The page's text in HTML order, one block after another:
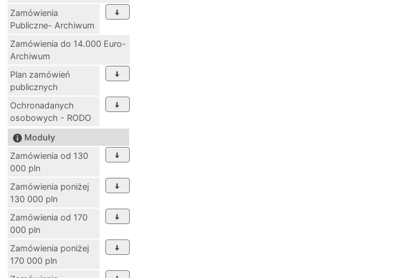
Zamówienia
Publiczne- Archiwum
Zamówienia do 14.000 Euro-
Archiwum
Plan zamówień
publicznych
Ochronadanych
osobowych - RODO
Moduły
Zamówienia od 130
000 pln
Zamówienia poniżej
130 000 pln
Zamówienia od 170
000 pln
Zamówienia poniżej
170 000 pln